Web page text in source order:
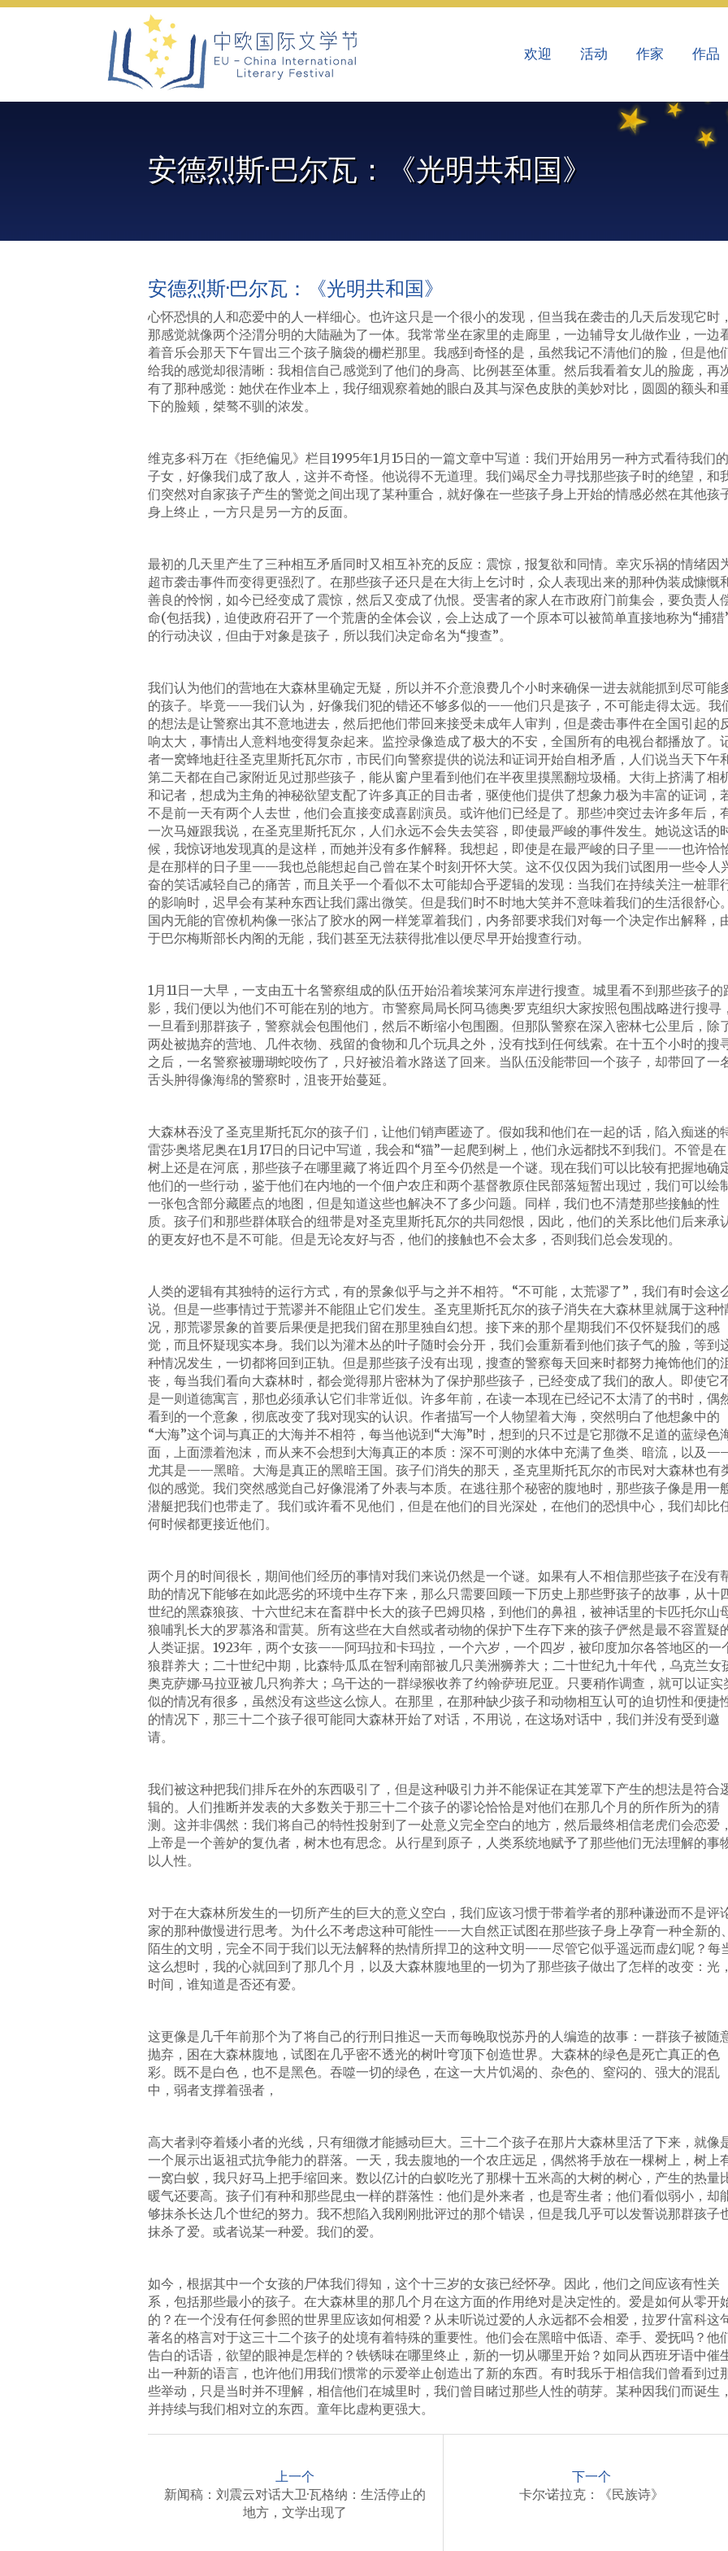
Skip
欢迎 活动 作家 作品
安德烈斯·巴尔瓦：《光明共和国》
安德烈斯·巴尔瓦：《光明共和国》
心怀恐惧的人和恋爱中的人一样细心。也许这只是一个很小的发现，但当我在袭击的几天后发现它时，
那感觉就像两个泾渭分明的大陆融为了一体。我常常坐在家里的走廊里，一边辅导女儿做作业，一边
着音乐会那天下午冒出三个孩子脑袋的栅栏那里。我感到奇怪的是，虽然我记不清他们的脸，但是他
给我的感觉却很清晰：我相信自己感觉到了他们的身高、比例甚至体重。然后我看着女儿的脸庞，再
有了那种感觉：她伏在作业本上，我仔细观察着她的眼白及其与深色皮肤的美妙对比，圆圆的额头和
下的脸颊，桀骜不驯的浓发。
维克多·科万在《拒绝偏见》栏目1995年1月15日的一篇文章中写道：我们开始用另一种方式看待我们的
子女，好像我们成了敌人，这并不奇怪。他说得不无道理。我们竭尽全力寻找那些孩子时的绝望，和
们突然对自家孩子产生的警觉之间出现了某种重合，就好像在一些孩子身上开始的情感必然在其他孩
身上终止，一方只是另一方的反面。
最初的几天里产生了三种相互矛盾同时又相互补充的反应：震惊，报复欲和同情。幸灾乐祸的情绪因
超市袭击事件而变得更强烈了。在那些孩子还只是在大街上乞讨时，众人表现出来的那种伪装成慷慨
善良的怜悯，如今已经变成了震惊，然后又变成了仇恨。受害者的家人在市政府门前集会，要负责人
命(包括我)，迫使政府召开了一个荒唐的全体会议，会上达成了一个原本可以被简单直接地称为“捕猎
的行动决议，但由于对象是孩子，所以我们决定命名为“搜查”。
我们认为他们的营地在大森林里确定无疑，所以并不介意浪费几个小时来确保一进去就能抓到尽可能
的孩子。毕竟——我们认为，好像我们犯的错还不够多似的——他们只是孩子，不可能走得太远。我
的想法是让警察出其不意地进去，然后把他们带回来接受未成年人审判，但是袭击事件在全国引起的
响太大，事情出人意料地变得复杂起来。监控录像造成了极大的不安，全国所有的电视台都播放了。
者一窝蜂地赶往圣克里斯托瓦尔市，市民们向警察提供的说法和证词开始自相矛盾，人们说当天下午
第二天都在自己家附近见过那些孩子，能从窗户里看到他们在半夜里摸黑翻垃圾桶。大街上挤满了相
和记者，想成为主角的神秘欲望支配了许多真正的目击者，驱使他们提供了想象力极为丰富的证词，
不是前一天有两个人去世，他们会直接变成喜剧演员。或许他们已经是了。那些冲突过去许多年后，
一次马娅跟我说，在圣克里斯托瓦尔，人们永远不会失去笑容，即使最严峻的事件发生。她说这话的
候，我惊讶地发现真的是这样，而她并没有多作解释。我想起，即使是在最严峻的日子里——也许恰
是在那样的日子里——我也总能想起自己曾在某个时刻开怀大笑。这不仅仅因为我们试图用一些令人
奋的笑话减轻自己的痛苦，而且关乎一个看似不太可能却合乎逻辑的发现：当我们在持续关注一桩罪
的影响时，迟早会有某种东西让我们露出微笑。但是我们时不时地大笑并不意味着我们的生活很舒心。
国内无能的官僚机构像一张沾了胶水的网一样笼罩着我们，内务部要求我们对每一个决定作出解释，
于巴尔梅斯部长内阁的无能，我们甚至无法获得批准以便尽早开始搜查行动。
1月11日一大早，一支由五十名警察组成的队伍开始沿着埃莱河东岸进行搜查。城里看不到那些孩子的
影，我们便以为他们不可能在别的地方。市警察局局长阿马德奥·罗克组织大家按照包围战略进行搜寻，
一旦看到那群孩子，警察就会包围他们，然后不断缩小包围圈。但那队警察在深入密林七公里后，除
两处被抛弃的营地、几件衣物、残留的食物和几个玩具之外，没有找到任何线索。在十五个小时的搜
之后，一名警察被珊瑚蛇咬伤了，只好被沿着水路送了回来。当队伍没能带回一个孩子，却带回了一
舌头肿得像海绵的警察时，沮丧开始蔓延。
大森林吞没了圣克里斯托瓦尔的孩子们，让他们销声匿迹了。假如我和他们在一起的话，陷入痴迷的
雷莎·奥塔尼奥在1月17日的日记中写道，我会和“猫”一起爬到树上，他们永远都找不到我们。不管是在
树上还是在河底，那些孩子在哪里藏了将近四个月至今仍然是一个谜。现在我们可以比较有把握地确
他们的一些行动，鉴于他们在内地的一个佃户农庄和两个基督教原住民部落短暂出现过，我们可以绘
一张包含部分藏匿点的地图，但是知道这些也解决不了多少问题。同样，我们也不清楚那些接触的性
质。孩子们和那些群体联合的纽带是对圣克里斯托瓦尔的共同怨恨，因此，他们的关系比他们后来承
的更友好也不是不可能。但是无论友好与否，他们的接触也不会太多，否则我们总会发现的。
人类的逻辑有其独特的运行方式，有的景象似乎与之并不相符。“不可能，太荒谬了”，我们有时会这
说。但是一些事情过于荒谬并不能阻止它们发生。圣克里斯托瓦尔的孩子消失在大森林里就属于这种
况，那荒谬景象的首要后果便是把我们留在那里独自幻想。接下来的那个星期我们不仅怀疑我们的感
觉，而且怀疑现实本身。我们以为灌木丛的叶子随时会分开，我们会重新看到他们孩子气的脸，等到
种情况发生，一切都将回到正轨。但是那些孩子没有出现，搜查的警察每天回来时都努力掩饰他们的
丧，每当我们看向大森林时，都会觉得那片密林为了保护那些孩子，已经变成了我们的敌人。即使它
是一则道德寓言，那也必须承认它们非常近似。许多年前，在读一本现在已经记不太清了的书时，偶
看到的一个意象，彻底改变了我对现实的认识。作者描写一个人物望着大海，突然明白了他想象中的
“大海”这个词与真正的大海并不相符，每当他说到“大海”时，想到的只不过是它那微不足道的蓝绿色
面，上面漂着泡沫，而从来不会想到大海真正的本质：深不可测的水体中充满了鱼类、暗流，以及
尤其是——黑暗。大海是真正的黑暗王国。孩子们消失的那天，圣克里斯托瓦尔的市民对大森林也有
似的感觉。我们突然感觉自己好像混淆了外表与本质。在逃往那个秘密的腹地时，那些孩子像是用一
潜艇把我们也带走了。我们或许看不见他们，但是在他们的目光深处，在他们的恐惧中心，我们却比
何时候都更接近他们。
两个月的时间很长，期间他们经历的事情对我们来说仍然是一个谜。如果有人不相信那些孩子在没有
助的情况下能够在如此恶劣的环境中生存下来，那么只需要回顾一下历史上那些野孩子的故事，从十
世纪的黑森狼孩、十六世纪末在畜群中长大的孩子巴姆贝格，到他们的鼻祖，被神话里的卡匹托尔山
狼哺乳长大的罗慕洛和雷莫。所有这些在大自然或者动物的保护下生存下来的孩子俨然是最不容置疑
人类证据。1923年，两个女孩——阿玛拉和卡玛拉，一个六岁，一个四岁，被印度加尔各答地区的一
狼群养大；二十世纪中期，比森特·瓜瓜在智利南部被几只美洲狮养大；二十世纪九十年代，乌克兰女
奥克萨娜·马拉亚被几只狗养大；乌干达的一群绿猴收养了约翰·萨班尼亚。只要稍作调查，就可以证实
似的情况有很多，虽然没有这些这么惊人。在那里，在那种缺少孩子和动物相互认可的迫切性和便捷
的情况下，那三十二个孩子很可能同大森林开始了对话，不用说，在这场对话中，我们并没有受到邀
请。
我们被这种把我们排斥在外的东西吸引了，但是这种吸引力并不能保证在其笼罩下产生的想法是符合
辑的。人们推断并发表的大多数关于那三十二个孩子的谬论恰恰是对他们在那几个月的所作所为的猜
测。这并非偶然：我们将自己的特性投射到了一处意义完全空白的地方，然后最终相信老虎们会恋爱，
上帝是一个善妒的复仇者，树木也有思念。从行星到原子，人类系统地赋予了那些他们无法理解的事
以人性。
对于在大森林所发生的一切所产生的巨大的意义空白，我们应该习惯于带着学者的那种谦逊而不是评
家的那种傲慢进行思考。为什么不考虑这种可能性——大自然正试图在那些孩子身上孕育一种全新的、
陌生的文明，完全不同于我们以无法解释的热情所捍卫的这种文明——尽管它似乎遥远而虚幻呢？每
这么想时，我的心就回到了那几个月，以及大森林腹地里的一切为了那些孩子做出了怎样的改变：光，
时间，谁知道是否还有爱。
这更像是几千年前那个为了将自己的行刑日推迟一天而每晚取悦苏丹的人编造的故事：一群孩子被随
抛弃，困在大森林腹地，试图在几乎密不透光的树叶穹顶下创造世界。大森林的绿色是死亡真正的色
彩。既不是白色，也不是黑色。吞噬一切的绿色，在这一大片饥渴的、杂色的、窒闷的、强大的混乱
中，弱者支撑着强者，
高大者剥夺着矮小者的光线，只有细微才能撼动巨大。三十二个孩子在那片大森林里活了下来，就像
一个展示出返祖式抗争能力的群落。一天，我去腹地的一个农庄远足，偶然将手放在一棵树上，树上
一窝白蚁，我只好马上把手缩回来。数以亿计的白蚁吃光了那棵十五米高的大树的树心，产生的热量
暖气还要高。孩子们有种和那些昆虫一样的群落性：他们是外来者，也是寄生者；他们看似弱小，却
够抹杀长达几个世纪的努力。我不想陷入我刚刚批评过的那个错误，但是我几乎可以发誓说那群孩子
抹杀了爱。或者说某一种爱。我们的爱。
如今，根据其中一个女孩的尸体我们得知，这个十三岁的女孩已经怀孕。因此，他们之间应该有性关
系，包括那些最小的孩子。在大森林里的那几个月在这方面的作用绝对是决定性的。爱是如何从零开
的？在一个没有任何参照的世界里应该如何相爱？从未听说过爱的人永远都不会相爱，拉罗什富科这
著名的格言对于这三十二个孩子的处境有着特殊的重要性。他们会在黑暗中低语、牵手、爱抚吗？他
告白的话语，欲望的眼神是怎样的？铁锈味在哪里终止，新的一切从哪里开始？如同从西班牙语中催
出一种新的语言，也许他们用我们惯常的示爱举止创造出了新的东西。有时我乐于相信我们曾看到过
些举动，只是当时并不理解，相信他们在城里时，我们曾目睹过那些人性的萌芽。某种因我们而诞生，
并持续与我们相对立的东西。童年比虚构更强大。
上一个
新闻稿：刘震云对话大卫·瓦格纳：生活停止的
地方，文学出现了
下一个
卡尔·诺拉克：《民族诗》